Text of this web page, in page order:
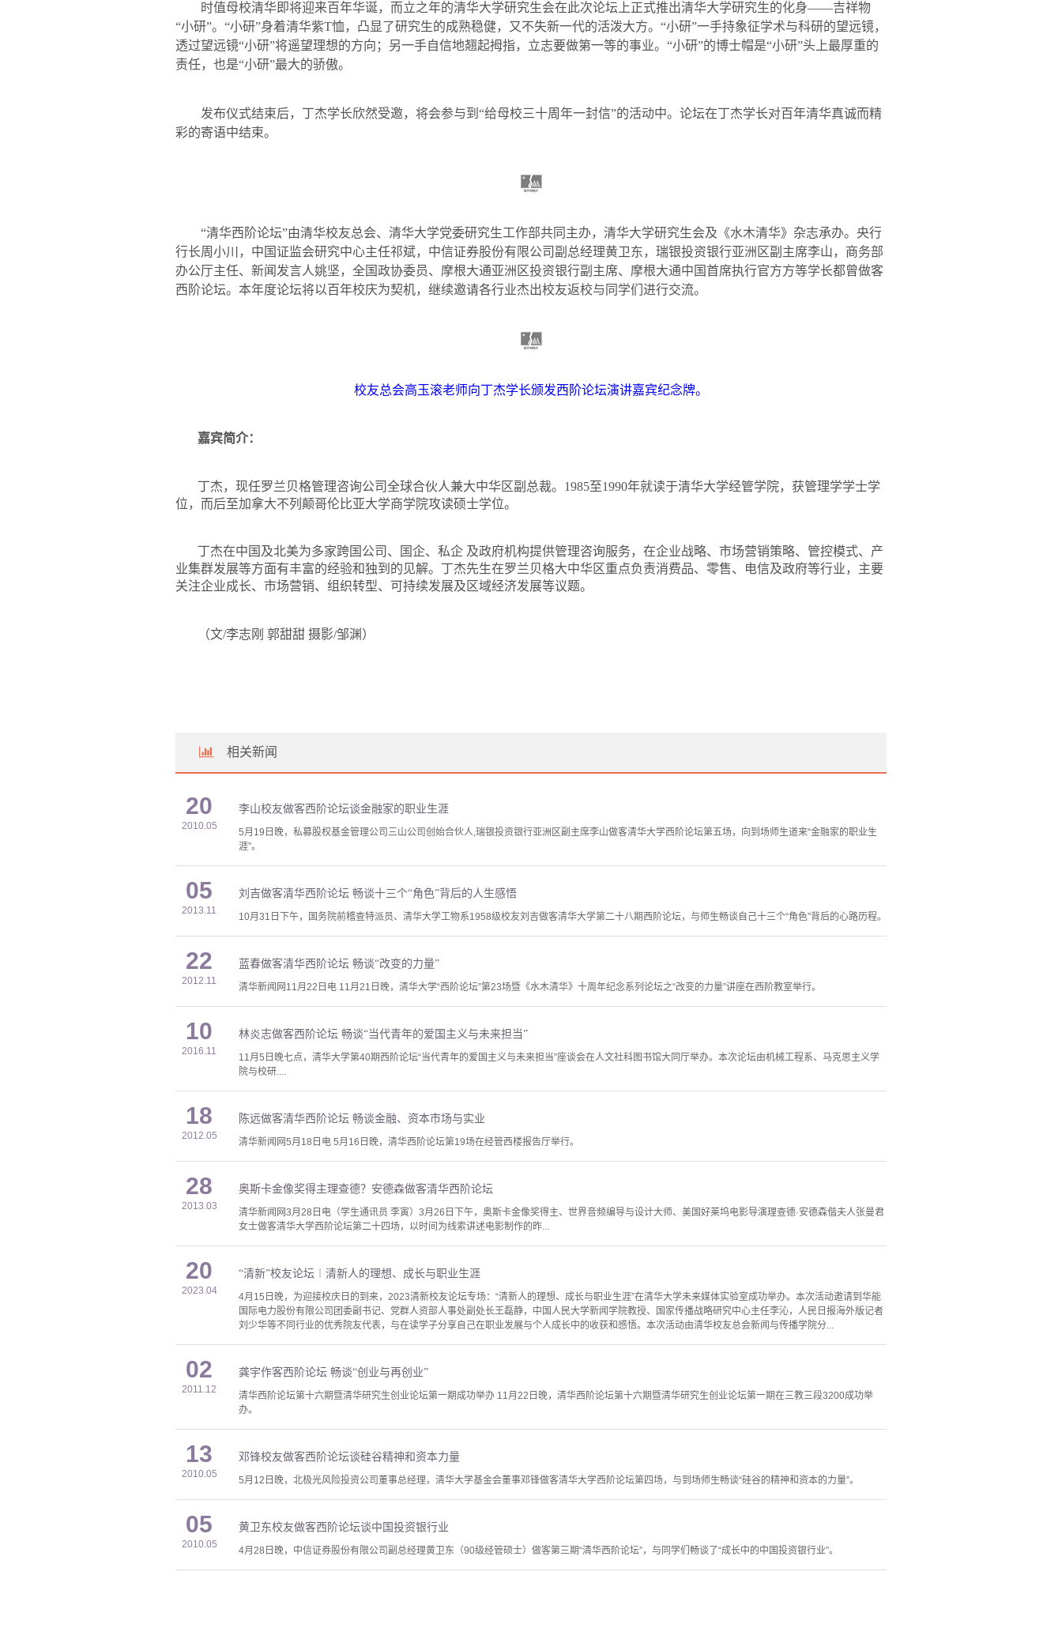
时值母校清华即将迎来百年华诞，而立之年的清华大学研究生会在此次论坛上正式推出清华大学研究生的化身——吉祥物
“小研”。“小研”身着清华紫T恤，凸显了研究生的成熟稳健，又不失新一代的活泼大方。“小研”一手持象征学术与科研的望远镜，
透过望远镜“小研”将遥望理想的方向；另一手自信地翘起拇指，立志要做第一等的事业。“小研”的博士帽是“小研”头上最厚重的
责任，也是“小研”最大的骄傲。
发布仪式结束后，丁杰学长欣然受邀，将会参与到“给母校三十周年一封信”的活动中。论坛在丁杰学长对百年清华真诚而精
彩的寄语中结束。
“清华西阶论坛”由清华校友总会、清华大学党委研究生工作部共同主办，清华大学研究生会及《水木清华》杂志承办。央行
行长周小川，中国证监会研究中心主任祁斌，中信证券股份有限公司副总经理黄卫东，瑞银投资银行亚洲区副主席李山，商务部
办公厅主任、新闻发言人姚坚，全国政协委员、摩根大通亚洲区投资银行副主席、摩根大通中国首席执行官方方等学长都曾做客
西阶论坛。本年度论坛将以百年校庆为契机，继续邀请各行业杰出校友返校与同学们进行交流。
校友总会高玉滚老师向丁杰学长颁发西阶论坛演讲嘉宾纪念牌。
嘉宾简介：
丁杰，现任罗兰贝格管理咨询公司全球合伙人兼大中华区副总裁。 1985至1990年就读于清华大学经管学院，获管理学学士学
位，而后至加拿大不列颠哥伦比亚大学商学院攻读硕士学位。
丁杰在中国及北美为多家跨国公司、国企、私企 及政府机构提供管理咨询服务，在企业战略、市场营销策略、管控模式、产
业集群发展等方面有丰富的经验和独到的见解。丁杰先生在罗兰贝格大中华区重点负责消费品、零售、电信及政府等行业，主要
关注企业成长、市场营销、组织转型、可持续发展及区域经济发展等议题。
（文/李志刚 郭甜甜 摄影/邹渊）
相关新闻
20
2010.05
李山校友做客西阶论坛谈金融家的职业生涯
5月19日晚，私募股权基金管理公司三山公司创始合伙人,瑞银投资银行亚洲区副主席李山做客清华大学西阶论坛第五场，向到场师生道来“金融家的职业生
涯”。
05
2013.11
刘吉做客清华西阶论坛 畅谈十三个“角色”背后的人生感悟
10月31日下午，国务院前稽查特派员、清华大学工物系1958级校友刘吉做客清华大学第二十八期西阶论坛，与师生畅谈自己十三个“角色”背后的心路历程。
22
2012.11
蓝春做客清华西阶论坛 畅谈“改变的力量”
清华新闻网11月22日电 11月21日晚，清华大学“西阶论坛”第23场暨《水木清华》十周年纪念系列论坛之“改变的力量”讲座在西阶教室举行。
10
2016.11
林炎志做客西阶论坛 畅谈“当代青年的爱国主义与未来担当”
11月5日晚七点，清华大学第40期西阶论坛“当代青年的爱国主义与未来担当”座谈会在人文社科图书馆大同厅举办。本次论坛由机械工程系、马克思主义学
院与校研....
18
2012.05
陈远做客清华西阶论坛 畅谈金融、资本市场与实业
清华新闻网5月18日电 5月16日晚，清华西阶论坛第19场在经管西楼报告厅举行。
28
2013.03
奥斯卡金像奖得主理查德？安德森做客清华西阶论坛
清华新闻网3月28日电（学生通讯员 李寅）3月26日下午，奥斯卡金像奖得主、世界音频编导与设计大师、美国好莱坞电影导演理查德·安德森偕夫人张曼君
女士做客清华大学西阶论坛第二十四场，以时间为线索讲述电影制作的昨...
20
2023.04
“清新”校友论坛︱清新人的理想、成长与职业生涯
4月15日晚，为迎接校庆日的到来，2023清新校友论坛专场：“清新人的理想、成长与职业生涯”在清华大学未来媒体实验室成功举办。本次活动邀请到华能
国际电力股份有限公司团委副书记、党群人资部人事处副处长王磊静，中国人民大学新闻学院教授、国家传播战略研究中心主任李沁，人民日报海外版记者
刘少华等不同行业的优秀院友代表，与在读学子分享自己在职业发展与个人成长中的收获和感悟。本次活动由清华校友总会新闻与传播学院分...
02
2011.12
龚宇作客西阶论坛 畅谈“创业与再创业”
清华西阶论坛第十六期暨清华研究生创业论坛第一期成功举办 11月22日晚，清华西阶论坛第十六期暨清华研究生创业论坛第一期在三教三段3200成功举
办。
13
2010.05
邓锋校友做客西阶论坛谈硅谷精神和资本力量
5月12日晚，北极光风险投资公司董事总经理，清华大学基金会董事邓锋做客清华大学西阶论坛第四场，与到场师生畅谈“硅谷的精神和资本的力量”。
05
2010.05
黄卫东校友做客西阶论坛谈中国投资银行业
4月28日晚，中信证券股份有限公司副总经理黄卫东（90级经管硕士）做客第三期“清华西阶论坛”，与同学们畅谈了“成长中的中国投资银行业”。